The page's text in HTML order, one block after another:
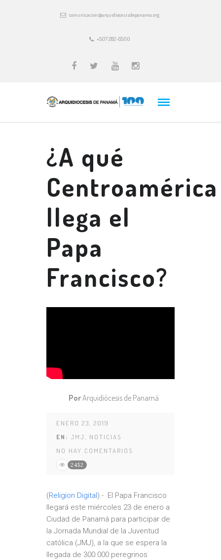
comunicacion@arquidiocesisdepanama.org
+507 282-6500
¿A qué
Centroamérica
llega el
Papa
Francisco?
PorArquidiócesis de Panamá
ENERO 23, 2019
EN: JMJ, NOTICIAS
NO HAY COMENTARIOS
2452
(Religion Digital).- El Papa Francisco
llegará este miércoles 23 de enero a
Ciudad de Panamá para participar de
la Jornada Mundial de la Juventud
católica (JMJ), a la que se espera la
llegada de 300.000 peregrinos